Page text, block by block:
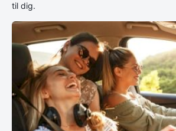
til dig.